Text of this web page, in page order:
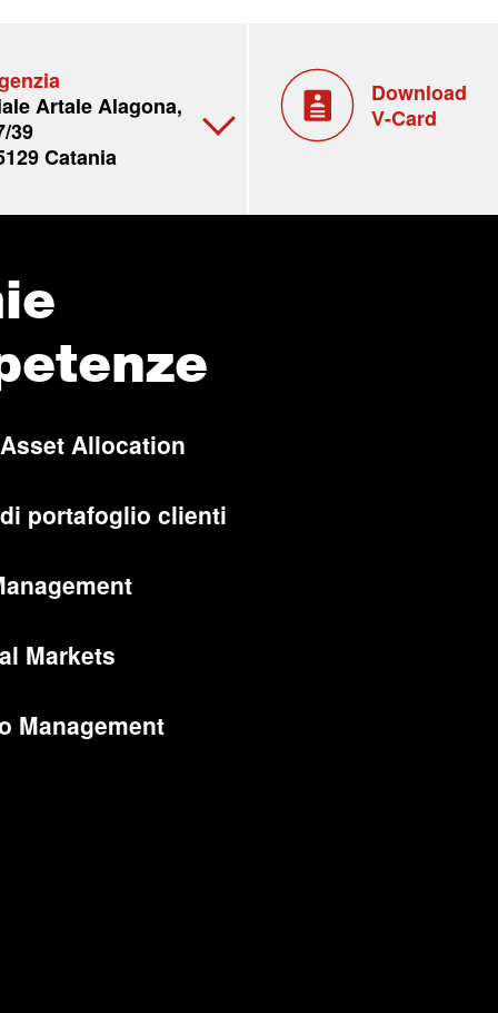
Artale Alagona,
39
Catania
Download
V-Card
Allocation
portafoglio clienti
Markets
Management